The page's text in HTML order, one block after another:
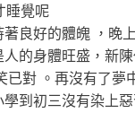
睡覺呢
良好的體魄 ，晚
的身體旺盛，新
已對 。再沒有了夢
到初三沒有染上